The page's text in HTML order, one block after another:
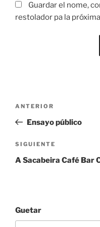
Guardar el nome,
restolador pa la
artículos
Artículu
anterior
ANTERIOR
Ensayo público
Artículu
siguiente
SIGUIENTE
A Sacabeira Café Bar
Guetar